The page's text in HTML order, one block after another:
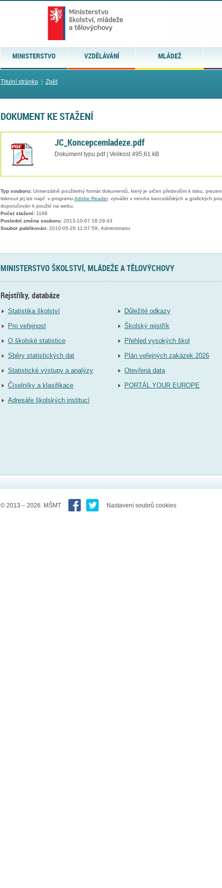
MINISTERSTVO VZDĚLÁVÁNÍ MLÁDEŽ
Titulní stránka| Zpět
DOKUMENT KE STAŽENÍ
JC_Koncepcemladeze.pdf
Dokument typu pdf | Velikost 495,61 kB
Typ souboru:Univerzálně použitelný formát dokumentů, který je určen především k tisku,
tisknout jej lze např. v programu Adobe Reader, vytvářet v mnoha kancelářských a grafických
doporučován k použití na webu.
Počet stažení:1168
Poslední změna souboru:2013-10-07 16:29:43
Soubor publikován:2010-05-26 11:07:59, Administrator
MINISTERSTVO ŠKOLSTVÍ, MLÁDEŽE A TĚLOVÝCHOVY
Rejstříky, databáze
Statistika školství
Pro veřejnost
O školské statistice
Sběry statistických dat
Statistické výstupy a analýzy
Číselníky a klasifikace
Adresáře školských institucí
Důležité odkazy
Školský rejstřík
Přehled vysokých škol
Plán veřejných zakázek 2026
Otevřená data
PORTÁL YOUR EUROPE
© 2013 – 2026 MŠMT Nastavení soubrů cookies